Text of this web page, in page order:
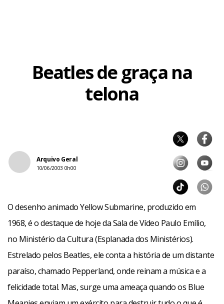
Beatles de graça na
telona
Arquivo Geral
10/06/2003 0h00
O desenho animado Yellow Submarine, produzido em
1968, é o destaque de hoje da Sala de Vídeo Paulo Emílio,
no Ministério da Cultura (Esplanada dos Ministérios).
Estrelado pelos Beatles, ele conta a história de um distante
paraíso, chamado Pepperland, onde reinam a música e a
felicidade total. Mas, surge uma ameaça quando os Blue